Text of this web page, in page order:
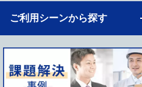
ご利用シーンから探す